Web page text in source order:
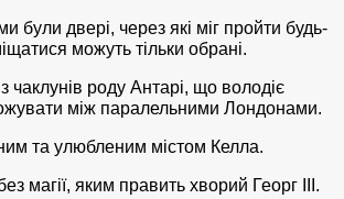
були двері, через які міг пройти будь-
можуть тільки обрані.
чаклунів роду Антарі, що володіє
між паралельними Лондонами.
та улюбленим містом Келла.
магії, яким править хворий Георг ІІІ.